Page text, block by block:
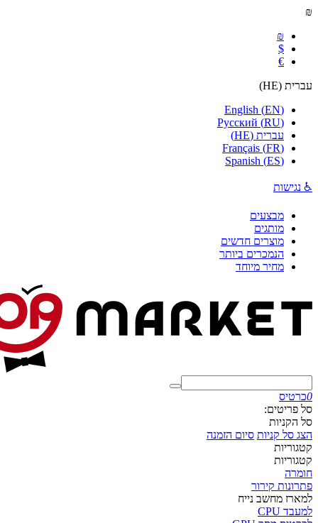
₪
₪
$
€
עברית (
HE
)
English (EN)
Русский (RU)
עברית (
HE
)
Français (FR)
Spanish (ES)
♿ נגישות
מבצעים
מותגים
מוצרים חדשים
הנמכרים ביותר
מחיר מיוחד
0כרטיס
סל פריטים:
סל הקניות
הצג סל קניות סיום הזמנה
קטגוריות
קטגוריות
חומרה
פתרונות קירור
למארז מחשב נייח
למעבד CPU